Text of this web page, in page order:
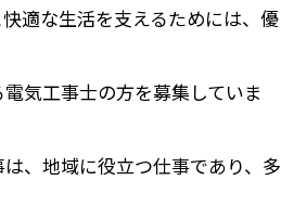
適な生活を支えるためには、優
気工事士の方を募集していま
、地域に役立つ仕事であり、多